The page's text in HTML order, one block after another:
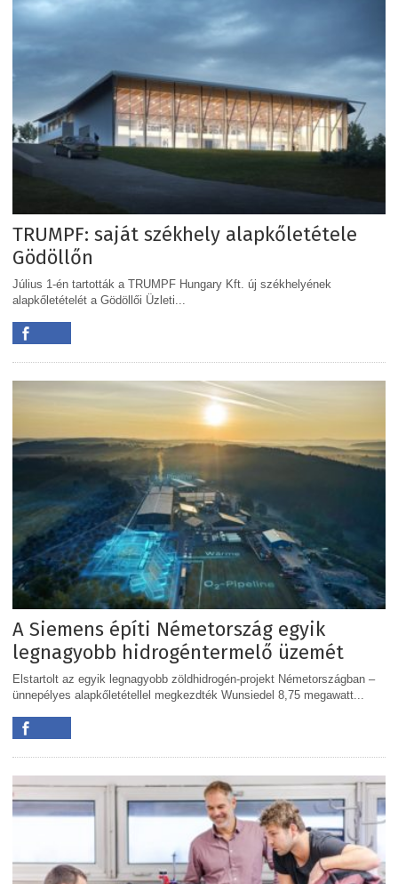
TRUMPF: saját székhely alapkőletétele
Gödöllőn
Július 1-én tartották a TRUMPF Hungary Kft. új székhelyének
alapkőletételét a Gödöllői Üzleti...
A Siemens építi Németország egyik
legnagyobb hidrogéntermelő üzemét
Elstartolt az egyik legnagyobb zöldhidrogén-projekt Németországban –
ünnepélyes alapkőletétellel megkezdték Wunsiedel 8,75 megawatt...